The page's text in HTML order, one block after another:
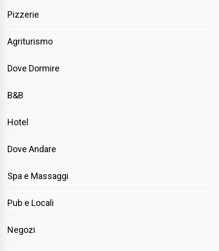
Pizzerie
Agriturismo
Dove Dormire
B&B
Hotel
Dove Andare
Spa e Massaggi
Pub e Locali
Negozi